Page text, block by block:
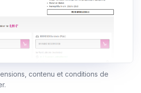
contenu et conditions de